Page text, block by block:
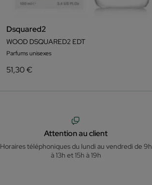
Dsquared2
WOOD DSQUARED2 EDT
Parfums unisexes
51,30 €
Attention au client
Horaires téléphoniques du lundi au vendredi de 9h
à 13h et 15h à 19h